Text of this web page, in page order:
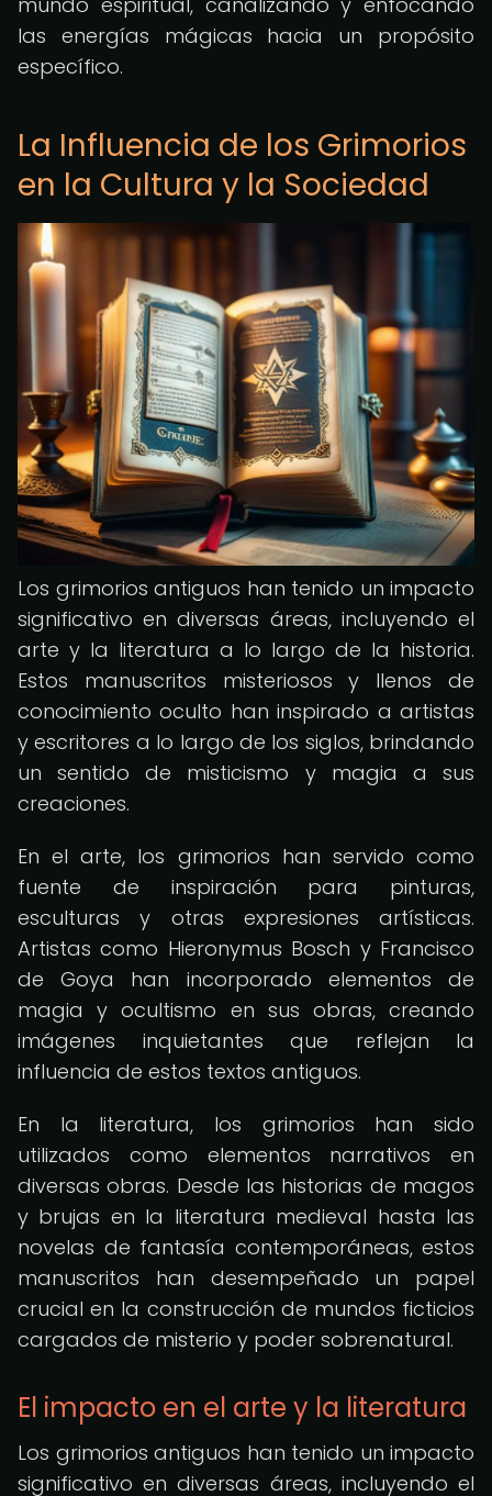
las energías mágicas hacia un propósito
específico.
La Influencia de los Grimorios
en la Cultura y la Sociedad
Los grimorios antiguos han tenido un impacto
significativo en diversas áreas, incluyendo el
arte y la literatura a lo largo de la historia.
Estos manuscritos misteriosos y llenos de
conocimiento oculto han inspirado a artistas
y escritores a lo largo de los siglos, brindando
un sentido de misticismo y magia a sus
creaciones.
En el arte, los grimorios han servido como
fuente de inspiración para pinturas,
esculturas y otras expresiones artísticas.
Artistas como Hieronymus Bosch y Francisco
de Goya han incorporado elementos de
magia y ocultismo en sus obras, creando
imágenes inquietantes que reflejan la
influencia de estos textos antiguos.
En la literatura, los grimorios han sido
utilizados como elementos narrativos en
diversas obras. Desde las historias de magos
y brujas en la literatura medieval hasta las
novelas de fantasía contemporáneas, estos
manuscritos han desempeñado un papel
crucial en la construcción de mundos ficticios
cargados de misterio y poder sobrenatural.
El impacto en el arte y la literatura
Los grimorios antiguos han tenido un impacto
significativo en diversas áreas, incluyendo el